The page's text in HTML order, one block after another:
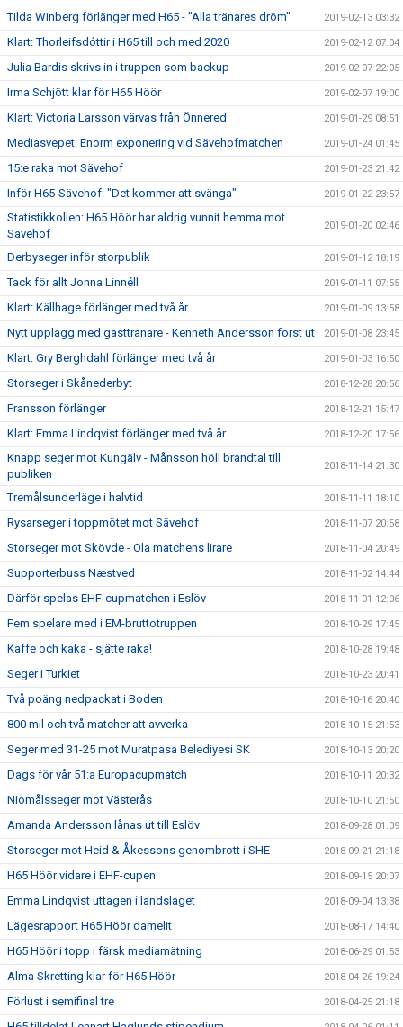
Tilda Winberg förlänger med H65 - "Alla tränares dröm" 2019-02-13 03:32
Klart: Thorleifsdóttir i H65 till och med 2020 2019-02-12 07:04
Julia Bardis skrivs in i truppen som backup 2019-02-07 22:05
Irma Schjött klar för H65 Höör 2019-02-07 19:00
Klart: Victoria Larsson värvas från Önnered 2019-01-29 08:51
Mediasvepet: Enorm exponering vid Sävehofmatchen 2019-01-24 01:45
15:e raka mot Sävehof 2019-01-23 21:42
Inför H65-Sävehof: "Det kommer att svänga" 2019-01-22 23:57
Statistikkollen: H65 Höör har aldrig vunnit hemma mot
Sävehof
2019-01-20 02:46
Derbyseger inför storpublik 2019-01-12 18:19
Tack för allt Jonna Linnéll 2019-01-11 07:55
Klart: Källhage förlänger med två år 2019-01-09 13:58
Nytt upplägg med gästtränare - Kenneth Andersson först ut 2019-01-08 23:45
Klart: Gry Berghdahl förlänger med två år 2019-01-03 16:50
Storseger i Skånederbyt 2018-12-28 20:56
Fransson förlänger 2018-12-21 15:47
Klart: Emma Lindqvist förlänger med två år 2018-12-20 17:56
Knapp seger mot Kungälv - Månsson höll brandtal till
publiken
2018-11-14 21:30
Tremålsunderläge i halvtid 2018-11-11 18:10
Rysarseger i toppmötet mot Sävehof 2018-11-07 20:58
Storseger mot Skövde - Ola matchens lirare 2018-11-04 20:49
Supporterbuss Næstved 2018-11-02 14:44
Därför spelas EHF-cupmatchen i Eslöv 2018-11-01 12:06
Fem spelare med i EM-bruttotruppen 2018-10-29 17:45
Kaffe och kaka - sjätte raka! 2018-10-28 19:48
Seger i Turkiet 2018-10-23 20:41
Två poäng nedpackat i Boden 2018-10-16 20:40
800 mil och två matcher att avverka 2018-10-15 21:53
Seger med 31-25 mot Muratpasa Belediyesi SK 2018-10-13 20:20
Dags för vår 51:a Europacupmatch 2018-10-11 20:32
Niomålsseger mot Västerås 2018-10-10 21:50
Amanda Andersson lånas ut till Eslöv 2018-09-28 01:09
Storseger mot Heid & Åkessons genombrott i SHE 2018-09-21 21:18
H65 Höör vidare i EHF-cupen 2018-09-15 20:07
Emma Lindqvist uttagen i landslaget 2018-09-04 13:38
Lägesrapport H65 Höör damelit 2018-08-17 14:40
H65 Höör i topp i färsk mediamätning 2018-06-29 01:53
Alma Skretting klar för H65 Höör 2018-04-26 19:24
Förlust i semifinal tre 2018-04-25 21:18